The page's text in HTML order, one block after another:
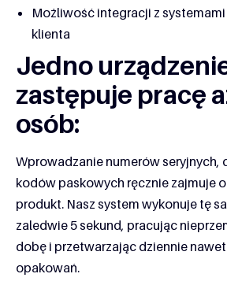
Możliwość integracji z
klienta
Jedno
zastępuje pracę
osób:
Wprowadzanie numerów seryjnych,
kodów paskowych ręcznie zajmuje
produkt. Nasz system wykonuje tę
zaledwie 5 sekund, pracując
dobę i przetwarzając dziennie
opakowań.